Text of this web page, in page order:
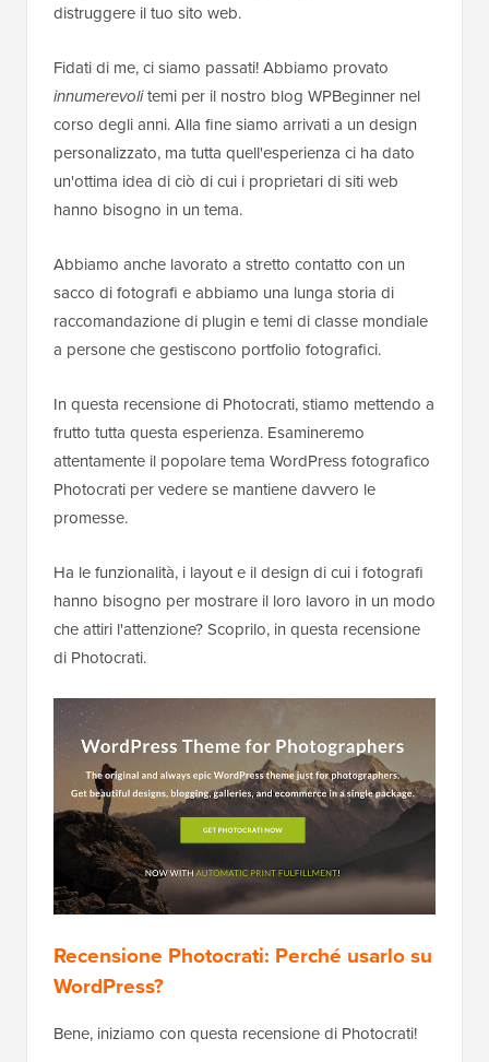
distruggere il tuo sito web.
Fidati di me, ci siamo passati! Abbiamo provato
innumerevolitemi per il nostro blog WPBeginner nel
corso degli anni. Alla fine siamo arrivati a un design
personalizzato, ma tutta quell'esperienza ci ha dato
un'ottima idea di ciò di cui i proprietari di siti web
hanno bisogno in un tema.
Abbiamo anche lavorato a stretto contatto con un
sacco di fotografi e abbiamo una lunga storia di
raccomandazione di plugin e temi di classe mondiale
a persone che gestiscono portfolio fotografici.
In questa recensione di Photocrati, stiamo mettendo a
frutto tutta questa esperienza. Esamineremo
attentamente il popolare tema WordPress fotografico
Photocrati per vedere se mantiene davvero le
promesse.
Ha le funzionalità, i layout e il design di cui i fotografi
hanno bisogno per mostrare il loro lavoro in un modo
che attiri l'attenzione? Scoprilo, in questa recensione
di Photocrati.
Recensione Photocrati: Perché usarlo su
WordPress?
Bene, iniziamo con questa recensione di Photocrati!